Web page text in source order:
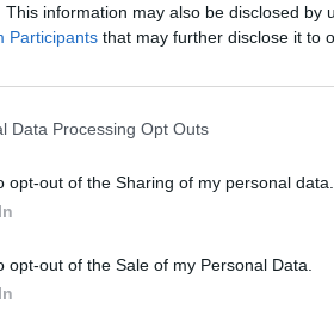
This information may also be disclosed by
Participants that may further disclose it to
Data Processing Opt Outs
opt-out of the Sharing of my personal data.
opt-out of the Sale of my Personal Data.